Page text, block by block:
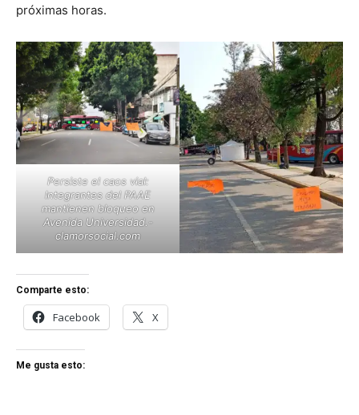
próximas horas.
Persiste el caos vial:
Integrantes del PAAE
mantienen bloqueo en
Avenida Universidad.-
clamorsocial.com
Comparte esto:
Facebook X
Me gusta esto: